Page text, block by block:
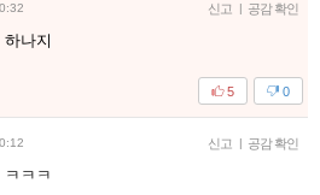
신고 | 공감 확인
나지
0
5
신고 | 공감 확인
ㅋㅋ